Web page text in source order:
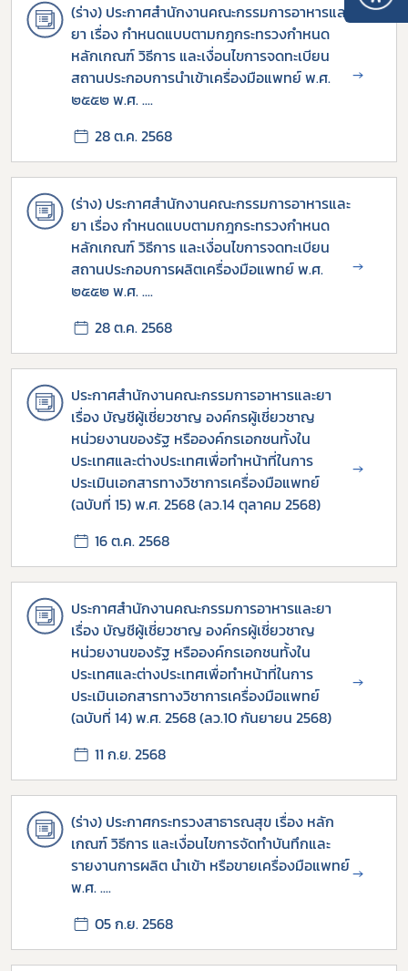
(ร่าง) ประกาศสำนักงานคณะกรรมการอาหารและ
ยา เรื่อง กำหนดแบบตามกฎกระทรวงกำหนด
หลักเกณฑ์ วิธีการ และเงื่อนไขการจดทะเบียน
สถานประกอบการนำเข้าเครื่องมือแพทย์ พ.ศ.
๒๕๕๒ พ.ศ. ....
28 ต.ค. 2568
→
(ร่าง) ประกาศสำนักงานคณะกรรมการอาหารและ
ยา เรื่อง กำหนดแบบตามกฎกระทรวงกำหนด
หลักเกณฑ์ วิธีการ และเงื่อนไขการจดทะเบียน
สถานประกอบการผลิตเครื่องมือแพทย์ พ.ศ.
๒๕๕๒ พ.ศ. ....
28 ต.ค. 2568
→
ประกาศสำนักงานคณะกรรมการอาหารและยา
เรื่อง บัญชีผู้เชี่ยวชาญ องค์กรผู้เชี่ยวชาญ
หน่วยงานของรัฐ หรือองค์กรเอกชนทั้งใน
ประเทศและต่างประเทศเพื่อทำหน้าที่ในการ
ประเมินเอกสารทางวิชาการเครื่องมือแพทย์
(ฉบับที่ 15) พ.ศ. 2568 (ลว.14 ตุลาคม 2568)
16 ต.ค. 2568
→
ประกาศสำนักงานคณะกรรมการอาหารและยา
เรื่อง บัญชีผู้เชี่ยวชาญ องค์กรผู้เชี่ยวชาญ
หน่วยงานของรัฐ หรือองค์กรเอกชนทั้งใน
ประเทศและต่างประเทศเพื่อทำหน้าที่ในการ
ประเมินเอกสารทางวิชาการเครื่องมือแพทย์
(ฉบับที่ 14) พ.ศ. 2568 (ลว.10 กันยายน 2568)
11 ก.ย. 2568
→
(ร่าง) ประกาศกระทรวงสาธารณสุข เรื่อง หลัก
เกณฑ์ วิธีการ และเงื่อนไขการจัดทำบันทึกและ
รายงานการผลิต นำเข้า หรือขายเครื่องมือแพทย์
พ.ศ. ....
05 ก.ย. 2568
→
Subscribe